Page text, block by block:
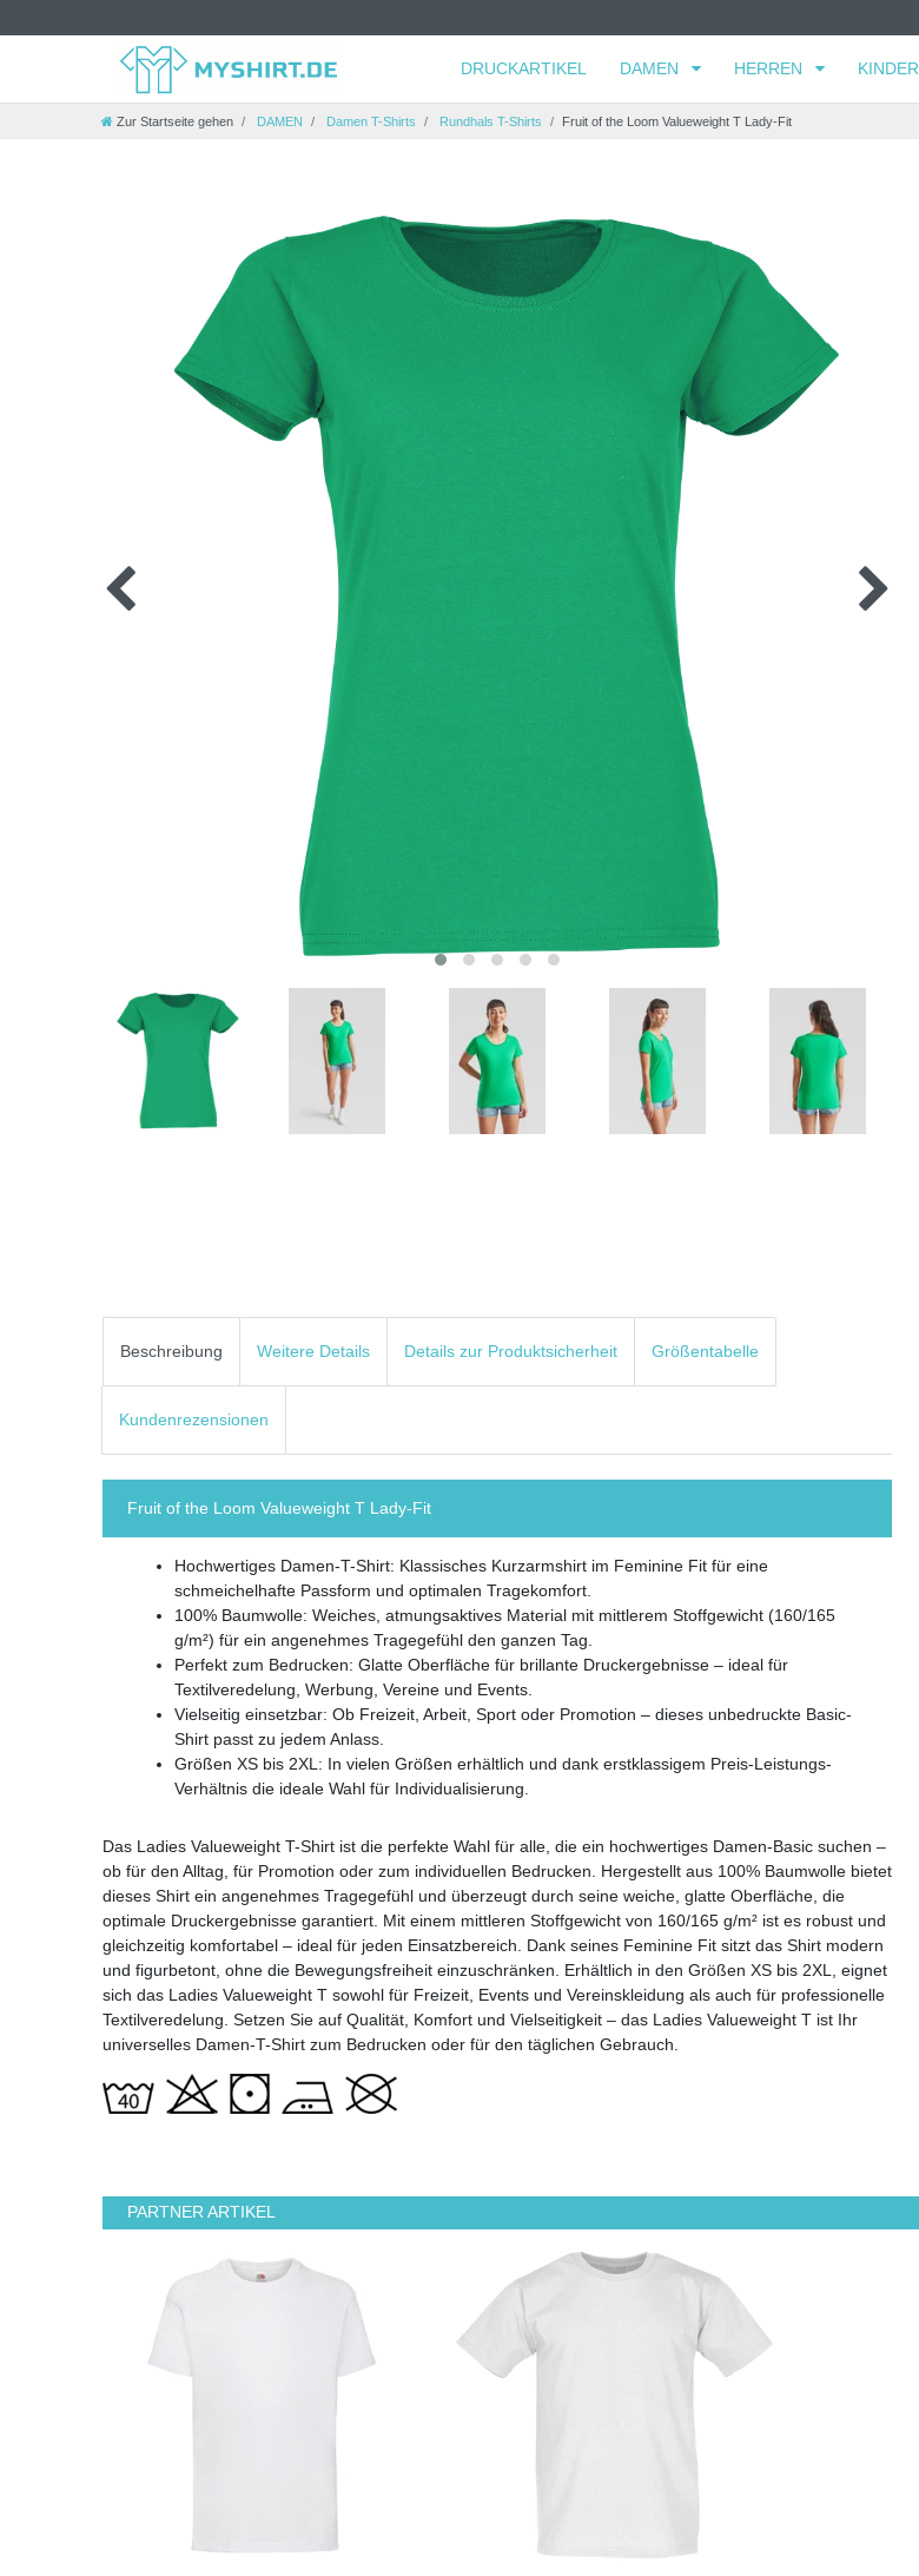
DRUCKARTIKEL DAMEN HERREN KINDER
Zur Startseite gehen DAMEN Damen T-Shirts Rundhals T-Shirts Fruit of the Loom Valueweight T Lady-Fit
Beschreibung Weitere Details Details zur Produktsicherheit Größentabelle
Kundenrezensionen
Fruit of the Loom Valueweight T Lady-Fit
Hochwertiges Damen-T-Shirt: Klassisches Kurzarmshirt im Feminine Fit für eine
schmeichelhafte Passform und optimalen Tragekomfort.
100% Baumwolle: Weiches, atmungsaktives Material mit mittlerem Stoffgewicht (160/165
g/m²) für ein angenehmes Tragegefühl den ganzen Tag.
Perfekt zum Bedrucken: Glatte Oberfläche für brillante Druckergebnisse – ideal für
Textilveredelung, Werbung, Vereine und Events.
Vielseitig einsetzbar: Ob Freizeit, Arbeit, Sport oder Promotion – dieses unbedruckte Basic-
Shirt passt zu jedem Anlass.
Größen XS bis 2XL: In vielen Größen erhältlich und dank erstklassigem Preis-Leistungs-
Verhältnis die ideale Wahl für Individualisierung.
Das Ladies Valueweight T-Shirt ist die perfekte Wahl für alle, die ein hochwertiges Damen-Basic suchen –
ob für den Alltag, für Promotion oder zum individuellen Bedrucken. Hergestellt aus 100% Baumwolle bietet
dieses Shirt ein angenehmes Tragegefühl und überzeugt durch seine weiche, glatte Oberfläche, die
optimale Druckergebnisse garantiert. Mit einem mittleren Stoffgewicht von 160/165 g/m² ist es robust und
gleichzeitig komfortabel – ideal für jeden Einsatzbereich. Dank seines Feminine Fit sitzt das Shirt modern
und figurbetont, ohne die Bewegungsfreiheit einzuschränken. Erhältlich in den Größen XS bis 2XL, eignet
sich das Ladies Valueweight T sowohl für Freizeit, Events und Vereinskleidung als auch für professionelle
Textilveredelung. Setzen Sie auf Qualität, Komfort und Vielseitigkeit – das Ladies Valueweight T ist Ihr
universelles Damen-T-Shirt zum Bedrucken oder für den täglichen Gebrauch.
PARTNER ARTIKEL